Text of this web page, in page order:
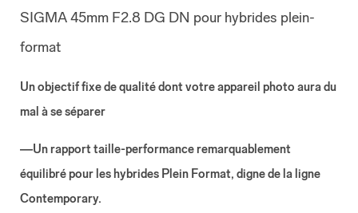
SIGMA 45mm F2.8 DG DN pour hybrides plein-
format
Un objectif fixe de qualité dont votre appareil photo aura du
mal à se séparer
―Un rapport taille-performance remarquablement
équilibré pour les hybrides Plein Format, digne de la ligne
Contemporary.